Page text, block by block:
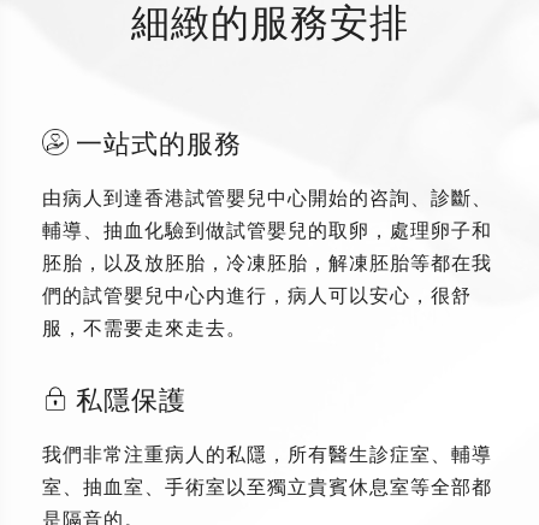
細緻的服務安排
一站式的服務
由病人到達香港試管嬰兒中心開始的咨詢、診斷、
輔導、抽血化驗到做試管嬰兒的取卵，處理卵子和
胚胎，以及放胚胎，冷凍胚胎，解凍胚胎等都在我
們的試管嬰兒中心内進行，病人可以安心，很舒
服，不需要走來走去。
私隱保護
我們非常注重病人的私隱，所有醫生診症室、輔導
室、抽血室、手術室以至獨立貴賓休息室等全部都
是隔音的。